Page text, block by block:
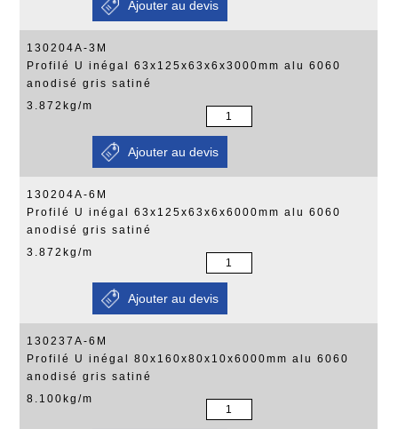
130204A-3M
Profilé U inégal 63x125x63x6x3000mm alu 6060
anodisé gris satiné
3.872kg/m
130204A-6M
Profilé U inégal 63x125x63x6x6000mm alu 6060
anodisé gris satiné
3.872kg/m
130237A-6M
Profilé U inégal 80x160x80x10x6000mm alu 6060
anodisé gris satiné
8.100kg/m